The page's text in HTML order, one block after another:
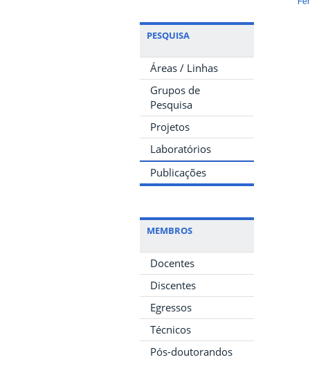
PESQUISA
Áreas / Linhas
Grupos de
Pesquisa
Projetos
Laboratórios
Publicações
MEMBROS
Docentes
Discentes
Egressos
Técnicos
Pós-doutorandos